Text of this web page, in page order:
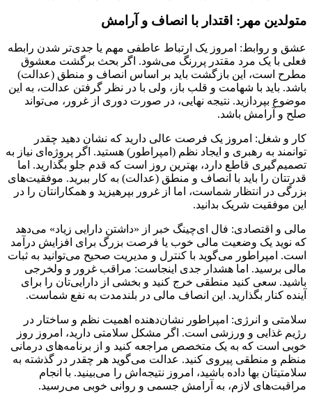
متولدین مهر: اقتدار با انصاف و آرامش
عشق و روابط: امروز یک ارتباط عاطفی مهم یا جدی‌تر شدن رابطه
فعلی با یک مرد مقتدر پررنگ می‌شود. اگر بحث برگشت معشوق
مطرح است، این بازگشت باید بر اساس انصاف و منطق (عدالت)
باشد. باید با شهامت و قلب باز، ولی با در نظر گرفتن عدالت، به این
موضوع بپردازید. نتیجه نهایی، در صورت دوری از غرور، می‌تواند
صلح و آرامش باشد.
کار و شغل: امروز یک فرصت عالی دارید که نشان دهید چقدر
توانمند به رهبری و ایجاد نظم (امپراطور) هستید. اگر پروژه‌ای نیاز به
تصمیم‌گیری قاطع دارد، بهترین روز است که قدم جلو بگذارید. اما
قدرتتان را باید با انصاف و منطق (عدالت) به کار ببرید. موفقیت‌های
بزرگی در انتظار شماست، اما از غرور بپرهیزید و همکارانتان را در
این موفقیت شریک بدانید.
مالی و اقتصادی: فال ای‌چینگ خبر از «داشتن دارایی زیاد» می‌دهد
که نوید یک وضعیت مالی خوب یا فرصت بزرگ برای افزایش درآمد
است. امپراطور می‌گوید با کنترل و مدیریت صحیح می‌توانید به ثبات
مالی برسید. اما هشدار جدی اینجاست: مراقب غرور و ولخرجی
باشید. سعی کنید منطقی خرج کنید و بخشی از دارایی‌تان را برای
آینده کنار بگذارید. این انصاف مالی در بلندمدت به نفع شماست.
سلامتی و انرژی: امپراطور نشان‌دهنده اهمیت نظم و ساختار در
رژیم غذایی و ورزشی است. اگر مشکل سلامتی دارید، امروز روز
خوبی است که به یک متخصص مراجعه کنید و از برنامه‌های درمانی
منظم و منطقی پیروی کنید. عدالت می‌گوید هر چقدر در گذشته به
سلامتیتان بها داده باشید، امروز نتیجه‌اش را می‌بینید. با انجام
مراقبت‌های لازم، به آرامش جسمی و روانی خوبی می‌رسید.